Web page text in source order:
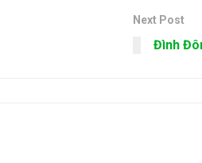
Next Post
Đình